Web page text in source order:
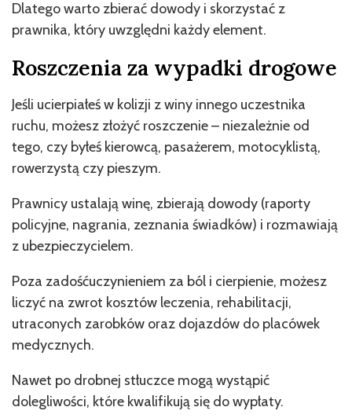
Dlatego warto zbierać dowody i skorzystać z
prawnika, który uwzględni każdy element.
Roszczenia za wypadki drogowe
Jeśli ucierpiałeś w kolizji z winy innego uczestnika
ruchu, możesz złożyć roszczenie – niezależnie od
tego, czy byłeś kierowcą, pasażerem, motocyklistą,
rowerzystą czy pieszym.
Prawnicy ustalają winę, zbierają dowody (raporty
policyjne, nagrania, zeznania świadków) i rozmawiają
z ubezpieczycielem.
Poza zadośćuczynieniem za ból i cierpienie, możesz
liczyć na zwrot kosztów leczenia, rehabilitacji,
utraconych zarobków oraz dojazdów do placówek
medycznych.
Nawet po drobnej stłuczce mogą wystąpić
dolegliwości, które kwalifikują się do wypłaty.